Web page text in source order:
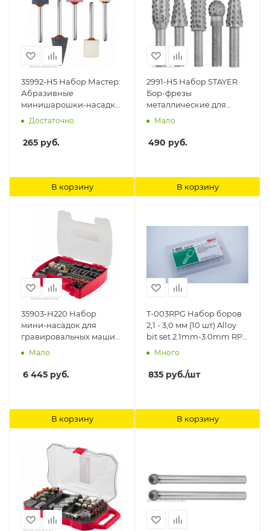
35992-H5 Набор Мастер:
Абразивные
минишарошки-насадки
для гравера и дрели,
хвостовик d 3,2мм, 5
предм. Зубр
Достаточно
265 руб.
В корзину
2991-H5 Набор STAYER
Бор-фрезы
металлические для
дрели, 5шт Зубр
Мало
490 руб.
В корзину
35903-H220 Набор
мини-насадок для
гравировальных машин,
220 предметов Зубр
Мало
6 445 руб.
В корзину
T-003RPG Набор боров
2,1 - 3,0 мм (10 шт) Alloy
bit set 2.1mm-3.0mm RPG
Model
Много
835 руб./шт
В корзину